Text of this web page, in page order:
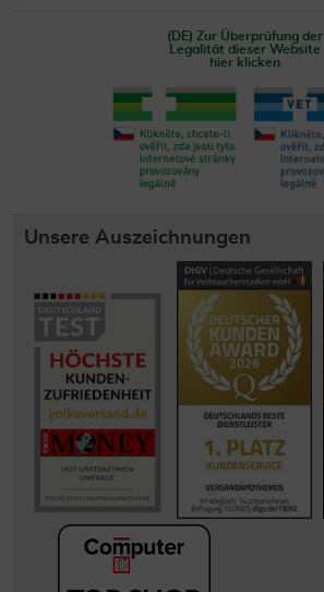
(DE) Zur Überprüfung der
Legalität dieser Website
hier klicken
Unsere Auszeichnungen